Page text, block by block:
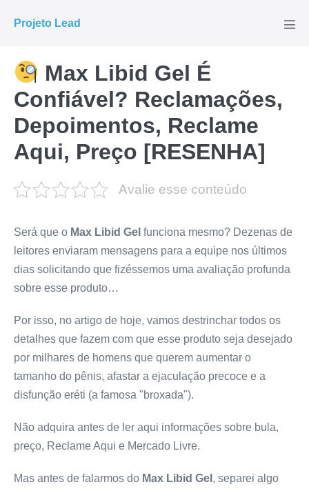
para
conteúdo
Projeto Lead
Max Libid Gel É
Confiável? Reclamações,
Depoimentos, Reclame
Aqui, Preço [RESENHA]
Avalie esse conteúdo
Será que o Max Libid Gel funciona mesmo? Dezenas de
leitores enviaram mensagens para a equipe nos últimos
dias solicitando que fizéssemos uma avaliação profunda
sobre esse produto…
Por isso, no artigo de hoje, vamos destrinchar todos os
detalhes que fazem com que esse produto seja desejado
por milhares de homens que querem aumentar o
tamanho do pênis, afastar a ejaculação precoce e a
disfunção eréti (a famosa "broxada").
Não adquira antes de ler aqui informações sobre bula,
preço, Reclame Aqui e Mercado Livre.
Mas antes de falarmos do Max Libid Gel , separei algo